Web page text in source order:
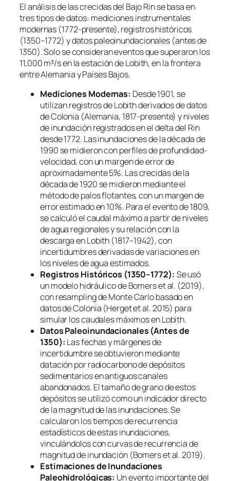
El análisis de las crecidas del Bajo Rin se basa en
tres tipos de datos: mediciones instrumentales
modernas (1772-presente), registros históricos
(1350–1772) y datos paleoinundacionales (antes de
1350). Solo se consideran eventos que superaron los
11,000 m³/s en la estación de Lobith, en la frontera
entre Alemania y Países Bajos.
Mediciones Modernas: Desde 1901, se
utilizan registros de Lobith derivados de datos
de Colonia (Alemania, 1817-presente) y niveles
de inundación registrados en el delta del Rin
desde 1772. Las inundaciones de la década de
1990 se midieron con perfiles de profundidad-
velocidad, con un margen de error de
aproximadamente 5%. Las crecidas de la
década de 1920 se midieron mediante el
método de palos flotantes, con un margen de
error estimado en 10%. Para el evento de 1809,
se calculó el caudal máximo a partir de niveles
de agua regionales y su relación con la
descarga en Lobith (1817–1942), con
incertidumbres derivadas de variaciones en
los niveles de agua estimados.
Registros Históricos (1350–1772): Se usó
un modelo hidráulico de Bomers et al. (2019),
con resampling de Monte Carlo basado en
datos de Colonia (Herget et al. 2015) para
simular los caudales máximos en Lobith.
Datos Paleoinundacionales (Antes de
1350): Las fechas y márgenes de
incertidumbre se obtuvieron mediante
datación por radiocarbono de depósitos
sedimentarios en antiguos canales
abandonados. El tamaño de grano de estos
depósitos se utilizó como un indicador directo
de la magnitud de las inundaciones. Se
calcularon los tiempos de recurrencia
estadísticos de estas inundaciones,
vinculándolos con curvas de recurrencia de
magnitud de inundación (Bomers et al. 2019).
Estimaciones de Inundaciones
Paleohidrológicas: Un evento importante del